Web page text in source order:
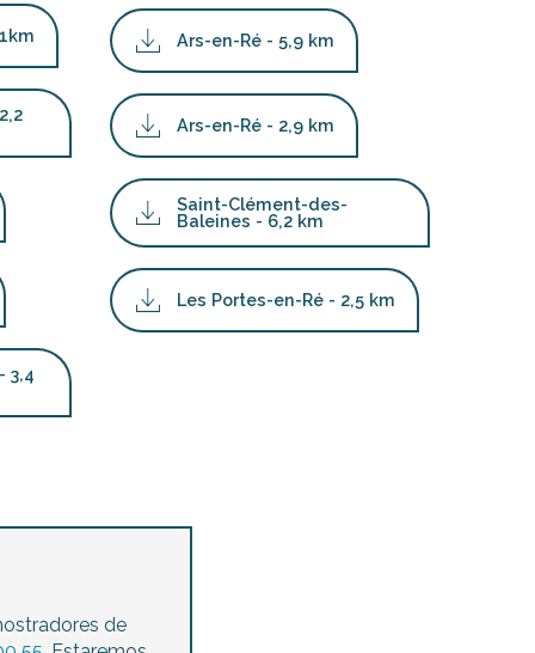
3,4
Ars-en-Ré - 5,9 km
Ars-en-Ré - 2,9 km
Saint-Clément-des-
Baleines - 6,2 km
Les Portes-en-Ré - 2,5 km
de